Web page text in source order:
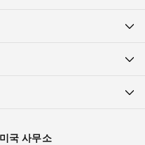
미국 사무소